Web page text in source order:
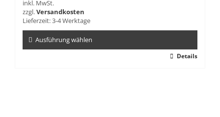
können
auf
Produktseite
gewählt
inkl. MwSt.
zzgl.Versandkosten
Lieferzeit:3-4 Werktage
Ausführung wählen
Details